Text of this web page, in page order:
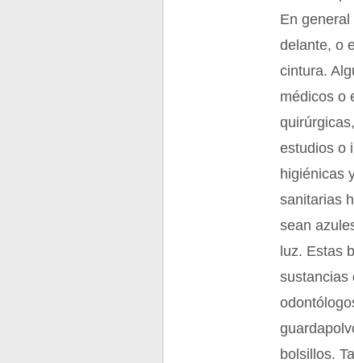
En
delante, o
cintura.
médicos o
estudios o
higiénicas
sanitarias
sean
luz. Estas
sustancias
bolsillos.